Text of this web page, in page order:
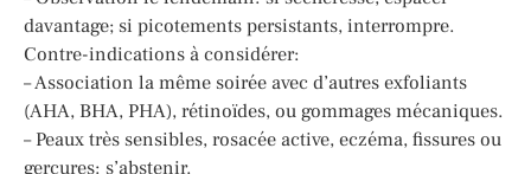
davantage; si picotements persistants, interrompre.
Contre-indications à considérer:
– Association la même soirée avec d’autres exfoliants
(AHA, BHA, PHA), rétinoïdes, ou gommages mécaniques.
– Peaux très sensibles, rosacée active, eczéma, fissures ou
gerçures: s’abstenir.